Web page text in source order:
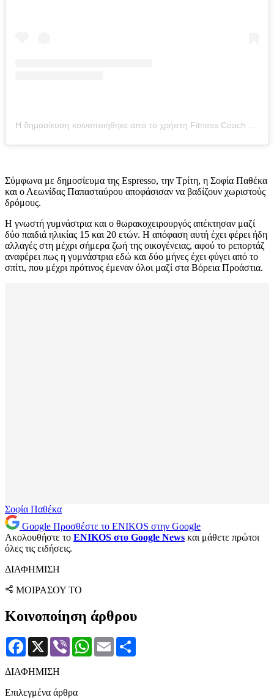
Η δημοσίευση κοινοποιήθηκε από το χρήστη Fitness Coach (@sofiapatheka)
Σύμφωνα με δημοσίευμα της Espresso, την Τρίτη, η Σοφία Παθέκα
και ο Λεωνίδας Παπασταύρου αποφάσισαν να βαδίζουν χωριστούς
δρόμους.
Η γνωστή γυμνάστρια και ο θωρακοχειρουργός απέκτησαν μαζί
δύο παιδιά ηλικίας 15 και 20 ετών. Η απόφαση αυτή έχει φέρει ήδη
αλλαγές στη μέχρι σήμερα ζωή της οικογένειας, αφού το ρεπορτάζ
αναφέρει πως η γυμνάστρια εδώ και δύο μήνες έχει φύγει από το
σπίτι, που μέχρι πρότινος έμεναν όλοι μαζί στα Βόρεια Προάστια.
Σοφία Παθέκα
Google Προσθέστε το ENIKOS στην Google
Ακολουθήστε το ENIKOS στο Google News και μάθετε πρώτοι
όλες τις ειδήσεις.
ΔΙΑΦΗΜΙΣΗ
ΜΟΙΡΑΣΟΥ ΤΟ
Κοινοποίηση άρθρου
Facebook
X Viber WhatsApp
Email
ΔΙΑΦΗΜΙΣΗ
Επιλεγμένα άρθρα